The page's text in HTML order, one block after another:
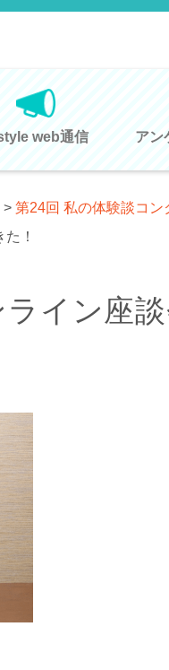
web通信 アン
> 第24回 私の体験談コン
！
イン座